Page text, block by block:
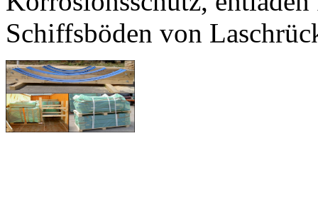
Schiffsböden von